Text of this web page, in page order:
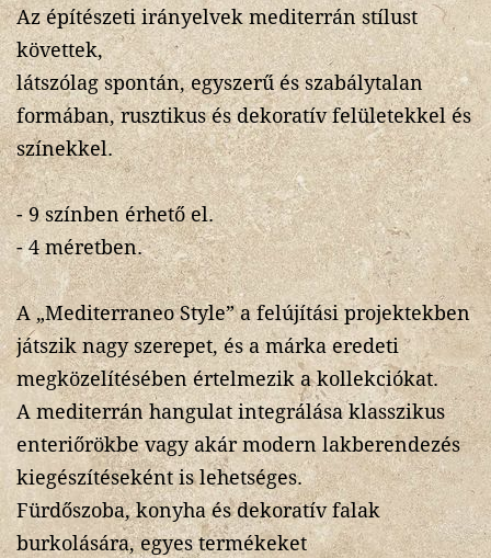
Az építészeti irányelvek mediterrán stílust
követtek,
látszólag spontán, egyszerű és szabálytalan
formában, rusztikus és dekoratív felületekkel és
színekkel.
- 9 színben érhető el.
- 4 méretben.
A „Mediterraneo Style” a felújítási projektekben
játszik nagy szerepet, és a márka eredeti
megközelítésében értelmezik a kollekciókat.
A mediterrán hangulat integrálása klasszikus
enteriőrökbe vagy akár modern lakberendezés
kiegészítéseként is lehetséges.
Fürdőszoba, konyha és dekoratív falak
burkolására, egyes termékeket